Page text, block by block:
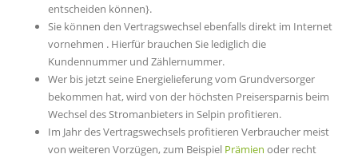
entscheiden können}.
Sie können den Vertragswechsel ebenfalls direkt im Internet
vornehmen . Hierfür brauchen Sie lediglich die
Kundennummer und Zählernummer.
Wer bis jetzt seine Energielieferung vom Grundversorger
bekommen hat, wird von der höchsten Preisersparnis beim
Wechsel des Stromanbieters in Selpin profitieren.
Im Jahr des Vertragswechsels profitieren Verbraucher meist
von weiteren Vorzügen, zum Beispiel Prämien oder recht